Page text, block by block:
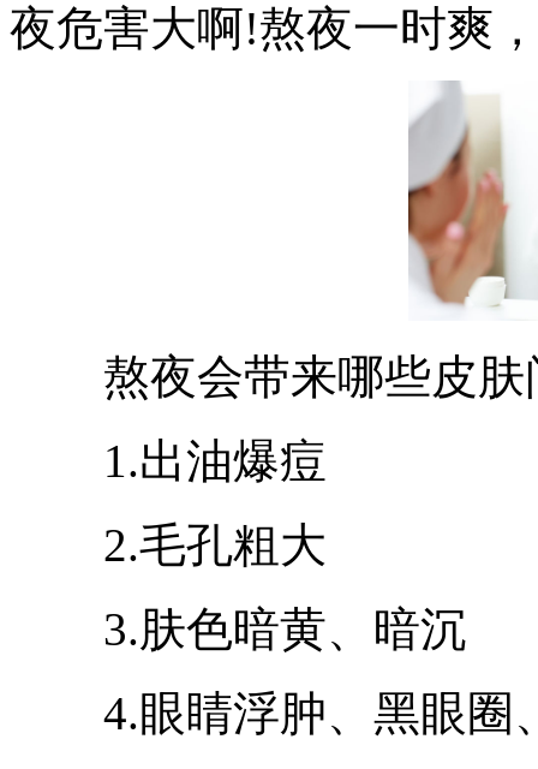
夜危害大啊!熬夜一时爽
熬夜会带来哪些皮肤
1.出油爆痘
2.毛孔粗大
3.肤色暗黄、暗沉
4.眼睛浮肿、黑眼圈